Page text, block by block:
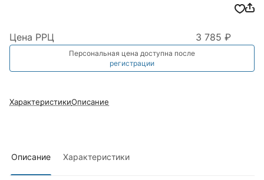
Цена РРЦ 3 785 ₽
Персональная цена доступна после
регистрации
ХарактеристикиОписание
Описание Характеристики